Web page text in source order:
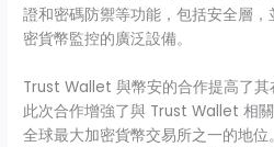
證和密碼防禦等功能，包括安全層
密貨幣監控的廣泛設備。
Trust Wallet 與幣安的合作提高了其
此次合作增強了與 Trust Wallet 相
全球最大加密貨幣交易所之一的地